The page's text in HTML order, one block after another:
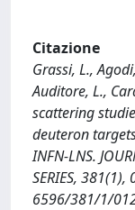
Citazione
Grassi, L.,
Auditore, L.,
scattering
deuteron
INFN-LNS.
SERIES,
6596/381/1/